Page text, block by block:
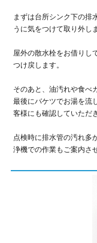
まずは台所シンク下の排
うに気をつけて取り外し
屋外の散水栓をお借りし
つけ戻します。
そのあと、油汚れや食べ
最後にバケツでお湯を流
客様にも確認していただ
点検時に排水管の汚れ多
浄機での作業もご案内さ